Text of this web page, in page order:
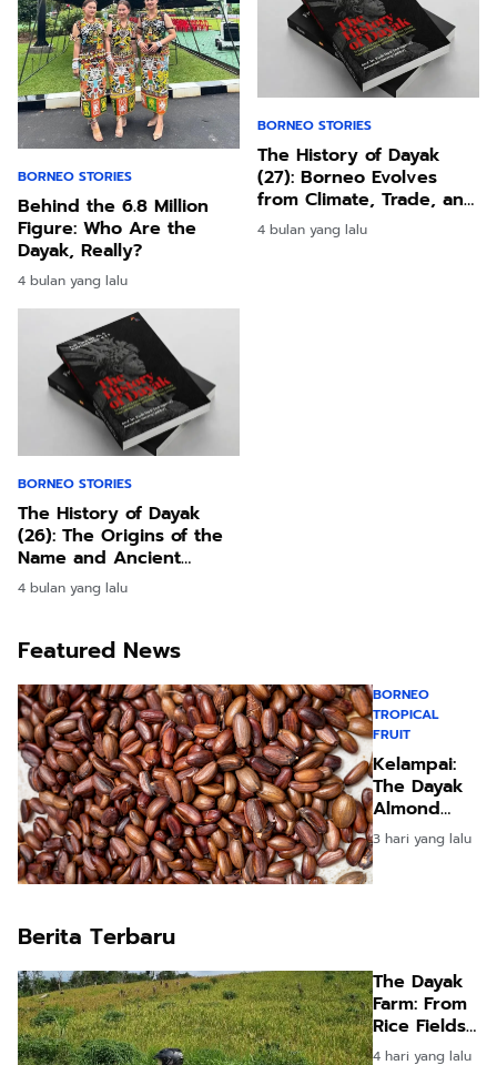
BORNEO STORIES
Behind the 6.8 Million
Figure: Who Are the
Dayak, Really?
4 bulan yang lalu
BORNEO STORIES
The History of Dayak
(27): Borneo Evolves
from Climate, Trade, and
Human Interaction
4 bulan yang lalu
BORNEO STORIES
The History of Dayak
(26): The Origins of the
Name and Ancient
Epithets of Borneo
4 bulan yang lalu
Featured News
BORNEO
TROPICAL
FRUIT
Kelampai:
The Dayak
Almond
Hidden in
3 hari yang lalu
Berita Terbaru
The Dayak
Farm: From
Rice Fields
to Oil Palm
4 hari yang lalu